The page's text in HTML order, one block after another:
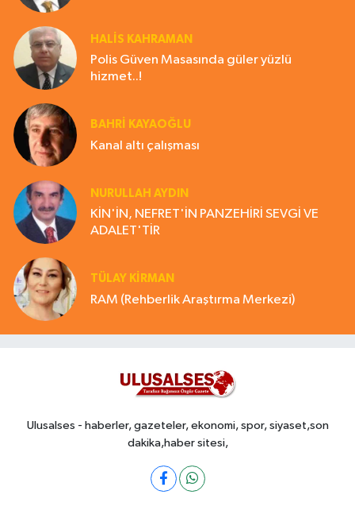
HALIS KAHRAMAN
Polis Güven Masasında güler yüzlü
hizmet..!
BAHRI KAYAOĞLU
Kanal altı çalışması
NURULLAH AYDIN
KİN'İN, NEFRET'İN PANZEHİRİ SEVGİ VE
ADALET'TİR
TÜLAY KİRMAN
RAM (Rehberlik Araştırma Merkezi)
Ulusalses - haberler, gazeteler, ekonomi, spor, siyaset,son
dakika,haber sitesi,